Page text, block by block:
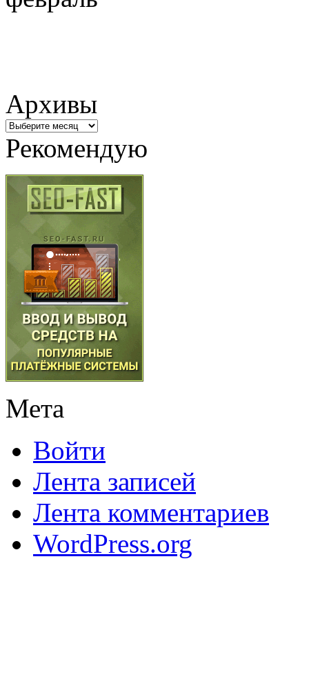
Архивы
Архивы
Рекомендую
Мета
Войти
Лента записей
Лента комментариев
WordPress.org